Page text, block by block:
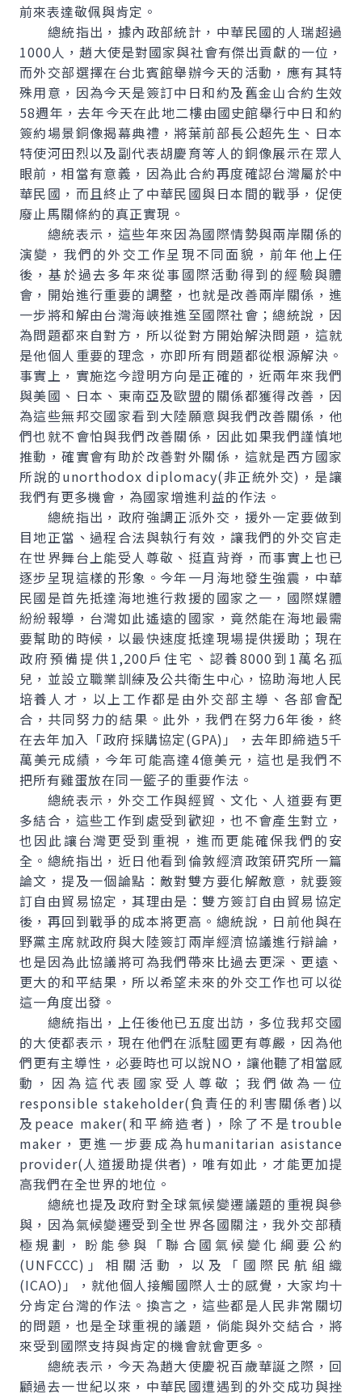
前來表達敬佩與肯定。
總統指出，據內政部統計，中華民國的人瑞超過
1000人，趙大使是對國家與社會有傑出貢獻的一位，
而外交部選擇在台北賓館舉辦今天的活動，應有其特
殊用意，因為今天是簽訂中日和約及舊金山合約生效
58週年，去年今天在此地二樓由國史館舉行中日和約
簽約場景銅像揭幕典禮，將葉前部長公超先生、日本
特使河田烈以及副代表胡慶育等人的銅像展示在眾人
眼前，相當有意義，因為此合約再度確認台灣屬於中
華民國，而且終止了中華民國與日本間的戰爭，促使
廢止馬關條約的真正實現。
總統表示，這些年來因為國際情勢與兩岸關係的
演變，我們的外交工作呈現不同面貌，前年他上任
後，基於過去多年來從事國際活動得到的經驗與體
會，開始進行重要的調整，也就是改善兩岸關係，進
一步將和解由台灣海峽推進至國際社會；總統說，因
為問題都來自對方，所以從對方開始解決問題，這就
是他個人重要的理念，亦即所有問題都從根源解決。
事實上，實施迄今證明方向是正確的，近兩年來我們
與美國、日本、東南亞及歐盟的關係都獲得改善，因
為這些無邦交國家看到大陸願意與我們改善關係，他
們也就不會怕與我們改善關係，因此如果我們謹慎地
推動，確實會有助於改善對外關係，這就是西方國家
所說的unorthodox diplomacy(非正統外交)，是讓
我們有更多機會，為國家增進利益的作法。
總統指出，政府強調正派外交，援外一定要做到
目地正當、過程合法與執行有效，讓我們的外交官走
在世界舞台上能受人尊敬、挺直背脊，而事實上也已
逐步呈現這樣的形象。今年一月海地發生強震，中華
民國是首先抵達海地進行救援的國家之一，國際媒體
紛紛報導，台灣如此遙遠的國家，竟然能在海地最需
要幫助的時候，以最快速度抵達現場提供援助；現在
政府預備提供1,200戶住宅、認養8000到1萬名孤
兒，並設立職業訓練及公共衛生中心，協助海地人民
培養人才，以上工作都是由外交部主導、各部會配
合，共同努力的結果。此外，我們在努力6年後，終
在去年加入「政府採購協定(GPA)」，去年即締造5千
萬美元成績，今年可能高達4億美元，這也是我們不
把所有雞蛋放在同一籃子的重要作法。
總統表示，外交工作與經貿、文化、人道要有更
多結合，這些工作到處受到歡迎，也不會產生對立，
也因此讓台灣更受到重視，進而更能確保我們的安
全。總統指出，近日他看到倫敦經濟政策研究所一篇
論文，提及一個論點：敵對雙方要化解敵意，就要簽
訂自由貿易協定，其理由是：雙方簽訂自由貿易協定
後，再回到戰爭的成本將更高。總統說，日前他與在
野黨主席就政府與大陸簽訂兩岸經濟協議進行辯論，
也是因為此協議將可為我們帶來比過去更深、更遠、
更大的和平結果，所以希望未來的外交工作也可以從
這一角度出發。
總統指出，上任後他已五度出訪，多位我邦交國
的大使都表示，現在他們在派駐國更有尊嚴，因為他
們更有主導性，必要時也可以說NO，讓他聽了相當感
動，因為這代表國家受人尊敬；我們做為一位
responsible stakeholder(負責任的利害關係者)以
及peace maker(和平締造者)，除了不是trouble
maker，更進一步要成為humanitarian asistance
provider(人道援助提供者)，唯有如此，才能更加提
高我們在全世界的地位。
總統也提及政府對全球氣候變遷議題的重視與參
與，因為氣候變遷受到全世界各國關注，我外交部積
極規劃，盼能參與「聯合國氣候變化綱要公約
(UNFCCC)」相關活動，以及「國際民航組織
(ICAO)」，就他個人接觸國際人士的感覺，大家均十
分肯定台灣的作法。換言之，這些都是人民非常關切
的問題，也是全球重視的議題，倘能與外交結合，將
來受到國際支持與肯定的機會就會更多。
總統表示，今天為趙大使慶祝百歲華誕之際，回
顧過去一世紀以來，中華民國遭遇到的外交成功與挫